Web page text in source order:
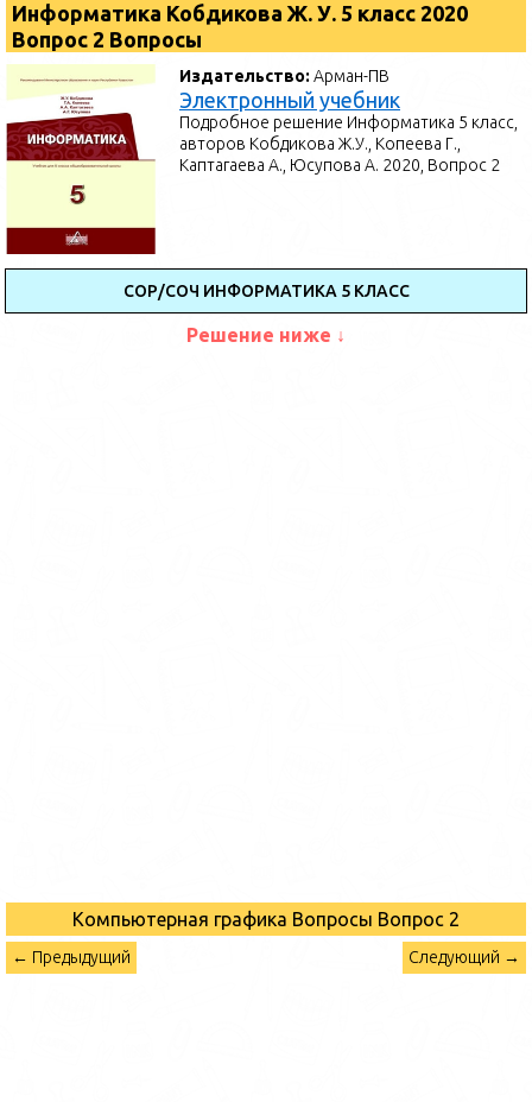
Информатика Кобдикова Ж. У. 5 класс 2020
Вопрос 2 Вопросы
Издательство:Арман-ПВ
Электронный учебник
Подробное решение Информатика 5 класс,
авторов Кобдикова Ж.У., Копеева Г.,
Каптагаева А., Юсупова А. 2020, Вопрос 2
СОР/СОЧ ИНФОРМАТИКА 5 КЛАСС
Решение ниже ↓
Компьютерная графика Вопросы Вопрос 2
← Предыдущий Следующий →